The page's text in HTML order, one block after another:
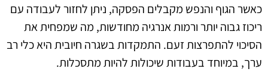
כאשר הגוף והנפש מקבלים הפסקה, ניתן לחזור לעבודה עם
ריכוז גבוה יותר ורמות אנרגיה מחודשות, מה שמפחית את
הסיכוי להתפרצות זעם. התמקדות בשגרה חיובית היא כלי רב
ערך, במיוחד בעבודות שיכולות להיות מתסכלות.